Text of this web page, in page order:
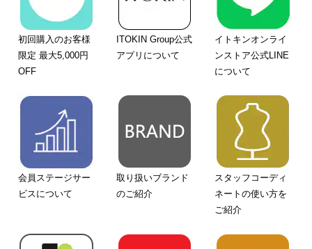
初回購入のお客様
限定 最大5,000円
OFF
ITOKIN Group公式
アプリについて
イトキンオンライ
ンストア公式LINE
について
会員ステージサー
ビスについて
取り扱いブランド
のご紹介
スタッフコーディ
ネートの使い方を
ご紹介